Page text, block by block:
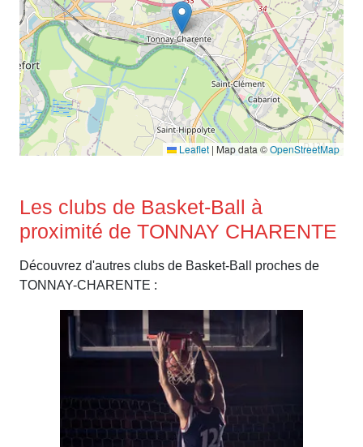
Leaflet | Map data ©OpenStreetMap
Les clubs de Basket-Ball à
proximité de TONNAY CHARENTE
Découvrez d'autres clubs de Basket-Ball proches de
TONNAY-CHARENTE :